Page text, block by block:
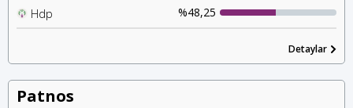
Mhp
Chp
İyi Parti
%2,31
H Hdp %48,25
Detaylar
Patnos